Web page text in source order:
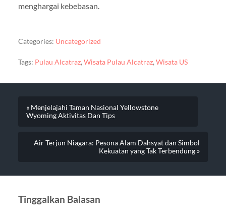
menghargai kebebasan.
Categories: Uncategorized
Tags: Pulau Alcatraz, Wisata Pulau Alcatraz, Wisata US
« Menjelajahi Taman Nasional Yellowstone
Wyoming Aktivitas Dan Tips
Air Terjun Niagara: Pesona Alam Dahsyat dan Simbol
Kekuatan yang Tak Terbendung »
Tinggalkan Balasan